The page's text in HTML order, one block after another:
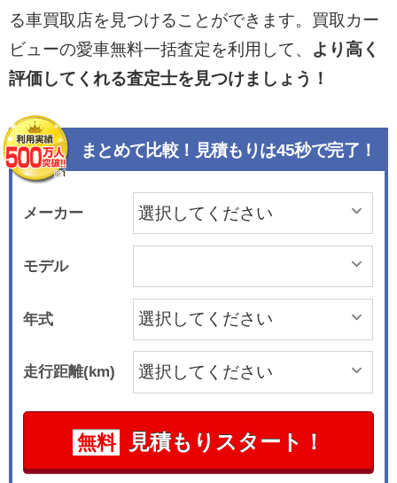
る車買取店を見つけることができます。買取カー
ビューの愛車無料一括査定を利用して、
より高く
評価してくれる査定士を見つけましょう！
まとめて比較！見積もりは45秒で完了！
メーカー
モデル
年式
走行距離(km)
無料 見積もりスタート！